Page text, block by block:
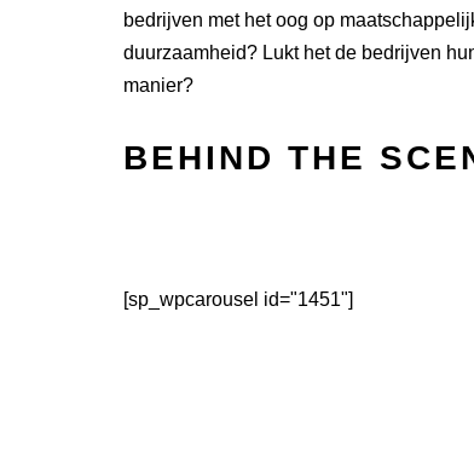
bedrijven met het oog op
duurzaamheid? Lukt het de bedrijven
manier?
BEHIND THE
[sp_wpcarousel id="1451"]